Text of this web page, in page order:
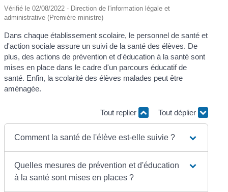
Vérifié le 02/08/2022 - Direction de l'information légale et
administrative (Première ministre)
Dans chaque établissement scolaire, le personnel de santé et
d'action sociale assure un suivi de la santé des élèves. De
plus, des actions de prévention et d'éducation à la santé sont
mises en place dans le cadre d'un parcours éducatif de
santé. Enfin, la scolarité des élèves malades peut être
aménagée.
Tout replier Tout déplier
Comment la santé de l'élève est-elle suivie ?
Quelles mesures de prévention et d'éducation
à la santé sont mises en places ?